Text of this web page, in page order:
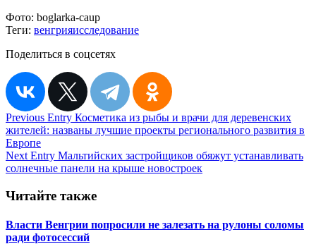
Фото: boglarka-caup
Теги: венгрияисследование
Поделиться в соцсетях
Навигация
по
записям
Previous Entry Косметика из рыбы и врачи для деревенских
жителей: названы лучшие проекты регионального развития в
Европе
Next Entry Мальтийских застройщиков обяжут устанавливать
солнечные панели на крыше новостроек
Читайте также
Власти Венгрии попросили не залезать на рулоны соломы
ради фотосессий